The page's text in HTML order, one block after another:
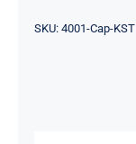
Alternative:
SKU: 4001-Cap-KST